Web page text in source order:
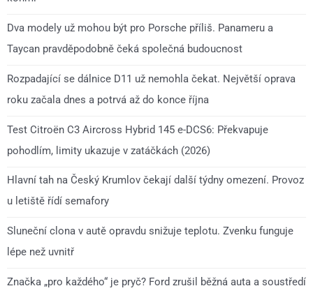
Dva modely už mohou být pro Porsche příliš. Panameru a
Taycan pravděpodobně čeká společná budoucnost
Rozpadající se dálnice D11 už nemohla čekat. Největší oprava
roku začala dnes a potrvá až do konce října
Test Citroën C3 Aircross Hybrid 145 e-DCS6: Překvapuje
pohodlím, limity ukazuje v zatáčkách (2026)
Hlavní tah na Český Krumlov čekají další týdny omezení. Provoz
u letiště řídí semafory
Sluneční clona v autě opravdu snižuje teplotu. Zvenku funguje
lépe než uvnitř
Značka „pro každého“ je pryč? Ford zrušil běžná auta a soustředí